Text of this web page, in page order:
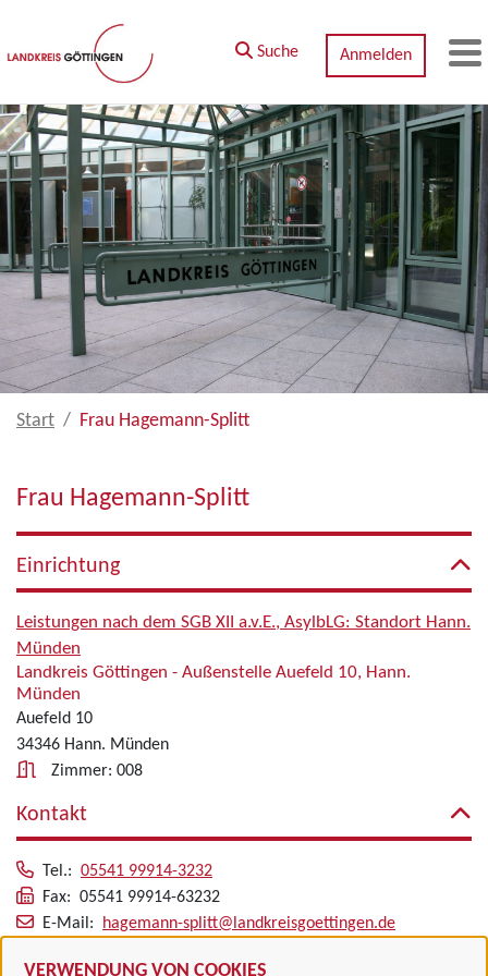
Zum Hauptinhalt springen
VERWENDUNG VON COOKIES
Suche Anmelden
Start Frau Hagemann-Splitt
Frau Hagemann-Splitt
Einrichtung
Leistungen nach dem SGB XII a.v.E., AsylbLG: Standort Hann.
Münden
Landkreis Göttingen - Außenstelle Auefeld 10, Hann.
Münden
Auefeld 10
34346 Hann. Münden
Zimmer: 008
Kontakt
Tel.: 05541 99914-3232
Fax: 05541 99914-63232
E-Mail:
hagemann-splitt@landkreisgoettingen.de
Alle zugeordneten Einrichtungen